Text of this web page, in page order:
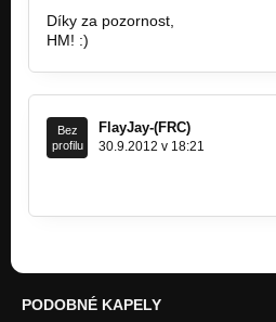
Díky za pozornost,
HM! :)
Bez
profilu
FlayJay-(FRC)
30.9.2012 v 18:21
PODOBNÉ KAPELY